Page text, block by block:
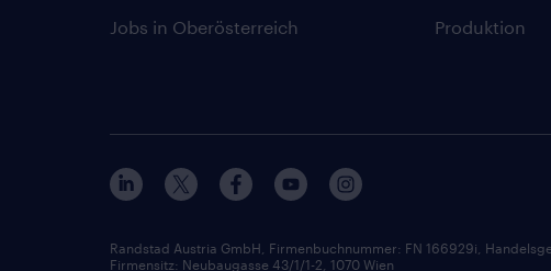
Jobs in Oberösterreich
Produktion
Randstad Austria GmbH, Firmenbuchnummer: FN 166929i,
Firmensitz: Neubaugasse 43/1/1-2, 1070 Wien